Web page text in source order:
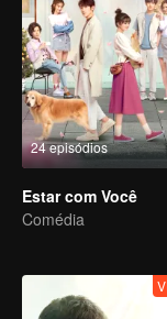
24 episódios
Estar com Você
Comédia